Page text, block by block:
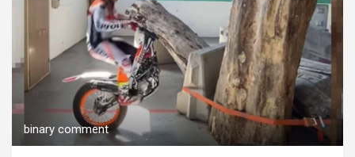
binary comment